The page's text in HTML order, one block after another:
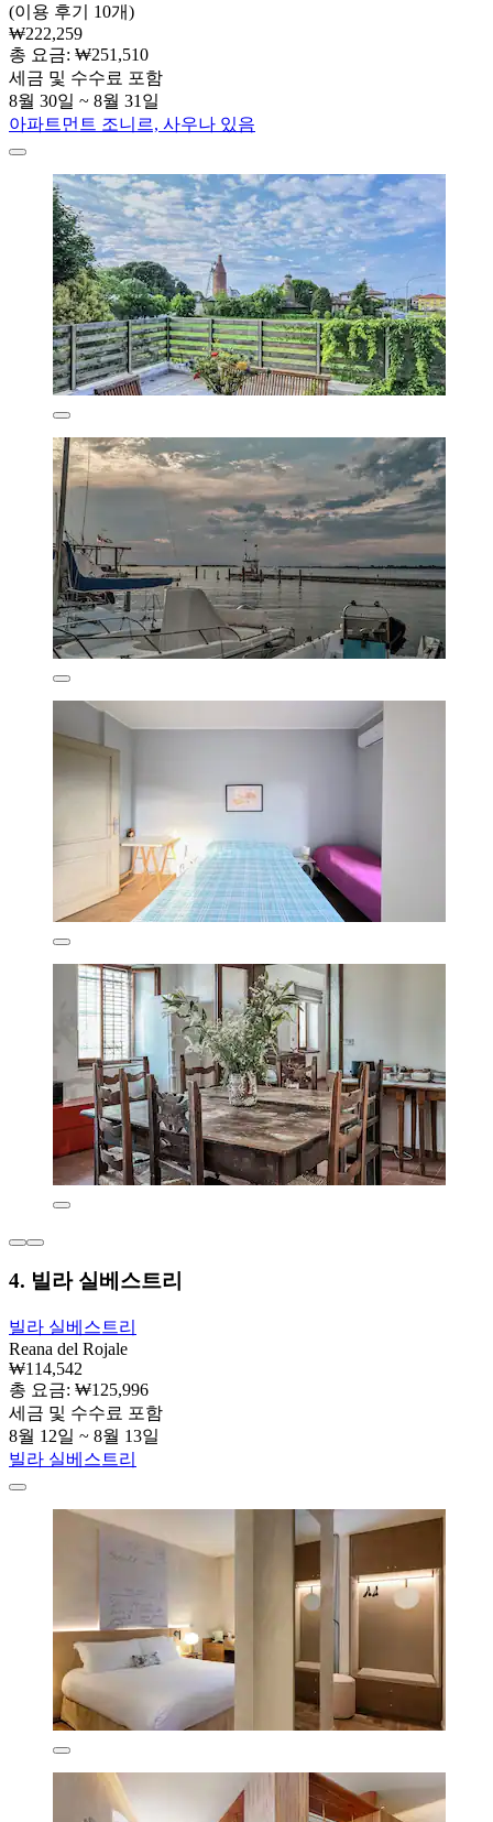
(이용 후기 10개)
₩222,259
총 요금: ₩251,510
세금 및 수수료 포함
8월 30일 ~ 8월 31일
아파트먼트 조니르, 사우나 있음
4. 빌라 실베스트리
빌라 실베스트리
Reana del Rojale
₩114,542
총 요금: ₩125,996
세금 및 수수료 포함
8월 12일 ~ 8월 13일
빌라 실베스트리